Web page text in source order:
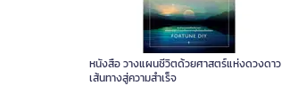
หนังสือ วางแผนชีวิตด้วยศาสตร์แห่งดวงดาว
เส้นทางสู่ความสำเร็จ